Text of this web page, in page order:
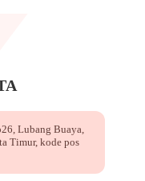
Lubang Buaya,
Timur, kode pos